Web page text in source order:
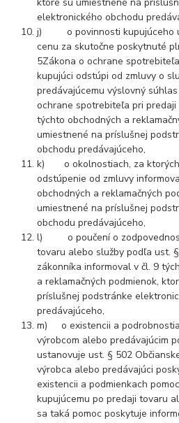
ktoré sú umiestnené na
elektronického obchodu
j) o povinnosti kupujúceho
cenu za skutočne poskytnuté
5Zákona o ochrane
kupujúci odstúpi od zmluvy o
predávajúcemu výslovný
ochrane spotrebiteľa pri
týchto obchodných a
umiestnené na príslušnej
obchodu predávajúceho,
k) o okolnostiach, za ktorých
odstúpenie od zmluvy
obchodných a reklamačných
umiestnené na príslušnej
obchodu predávajúceho,
l) o poučení o
tovaru alebo služby podľa ust.
zákonníka informoval v čl. 9
a reklamačných podmienok,
príslušnej podstránke
predávajúceho,
m) o existencii a
výrobcom alebo predávajúcim
ustanovuje ust. § 502
výrobca alebo predávajúci
existencii a podmienkach
kupujúcemu po predaji tovaru
sa taká pomoc poskytuje